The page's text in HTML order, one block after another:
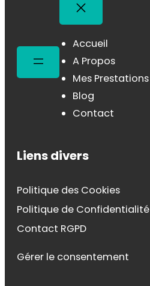
Accueil
A Propos
Mes Prestations
Blog
Contact
Liens divers
Politique des Cookies
Politique de Confidentialité
Contact RGPD
Gérer le consentement